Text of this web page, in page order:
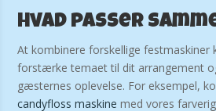
Hvad passer
At kombinere forskellige festmaskiner
forstærke temaet til dit arrangement
gæsternes oplevelse. For eksempel,
candyfloss maskine med vores